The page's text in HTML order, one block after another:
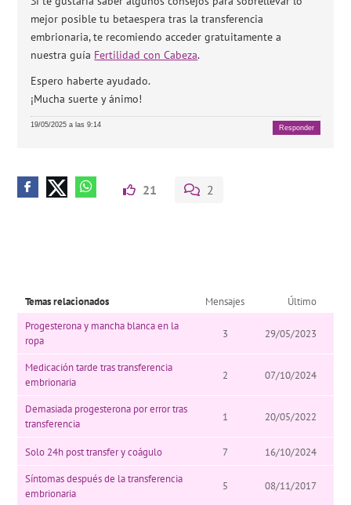
mejor posible tu betaespera tras la transferencia
embrionaria, te recomiendo acceder gratuitamente a
nuestra guía Fertilidad con Cabeza.
Espero haberte ayudado.
¡Mucha suerte y ánimo!
19/05/2025 a las 9:14 Responder
21 2
Temas relacionados Mensajes
Último
Progesterona y mancha blanca en la
ropa
3 29/05/2023
Medicación tarde tras transferencia
embrionaria
2 07/10/2024
Demasiada progesterona por error tras
transferencia
1 20/05/2022
Solo 24h post transfer y coágulo 7
16/10/2024
Síntomas después de la transferencia
embrionaria
5 08/11/2017